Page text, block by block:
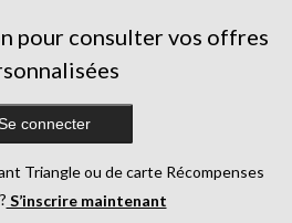
pour consulter vos offres
connecter
Triangle ou de carte Récompenses
? S’inscrire maintenant